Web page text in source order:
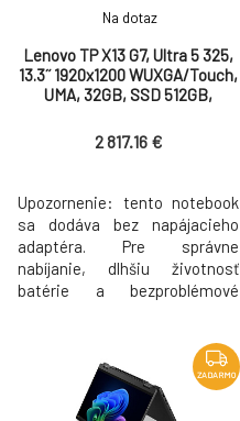
Lenovo TP X13 G7, Ultra 5 325,
13.3˝ 1920x1200 WUXGA/Touch,
UMA, 32GB, SSD 512GB,
3yPS bez AC
Na dotaz
2 817.16 €
Upozornenie: tento notebook
sa dodáva bez napájacieho
adaptéra. Pre správne
nabíjanie, dlhšiu životnosť
batérie a bezproblémové
odporúčaný adaptér, ktorý
bude automaticky pridaný k
produktu do košíka. Part
ZADARMO